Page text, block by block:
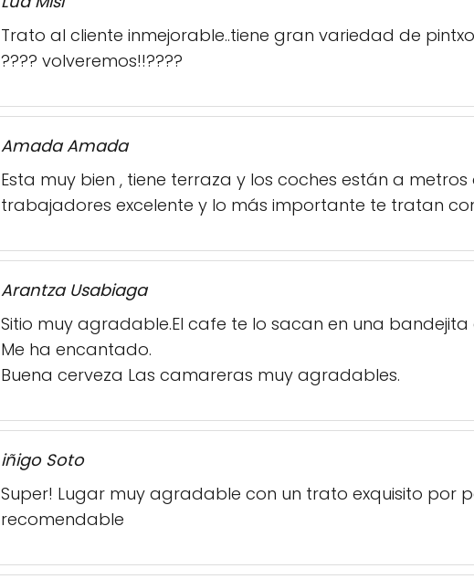
Trato al cliente inmejorable..tiene gran variedad de
???? volveremos!!????
Amada Amada
Esta muy bien , tiene terraza y los coches están a
trabajadores excelente y lo más importante te tratan
Arantza Usabiaga
Sitio muy agradable.El cafe te lo sacan en una
Me ha encantado.
Buena cerveza Las camareras muy agradables.
iñigo Soto
Super! Lugar muy agradable con un trato exquisito por
recomendable